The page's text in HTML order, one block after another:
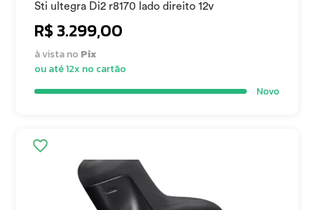
Sti ultegra Di2 r8170 lado direito 12v
R$ 3.299,00
à vista no Pix
ou até 12x no cartão
Novo